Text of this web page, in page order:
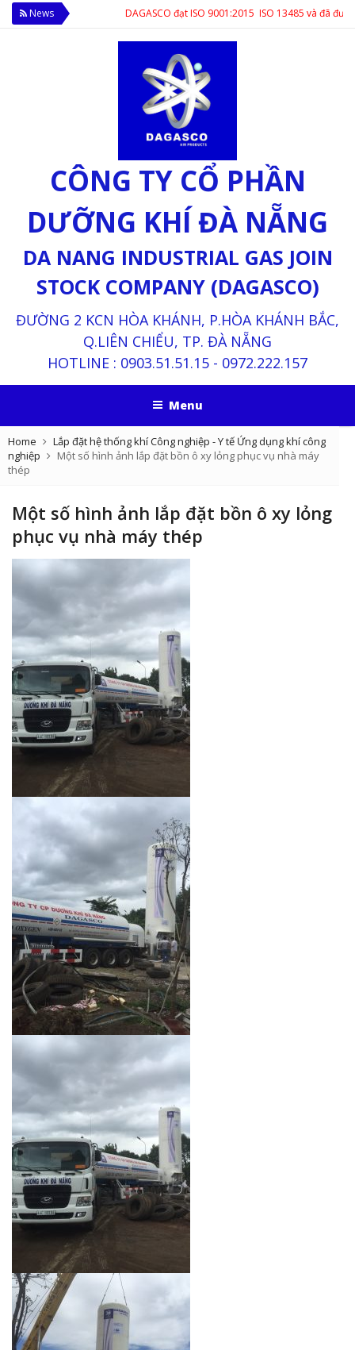
News DAGASCO đạt ISO 9001:2015 ISO 13485 và đã được
CÔNG TY CỔ PHẦN
DƯỠNG KHÍ ĐÀ NẴNG
DA NANG INDUSTRIAL GAS JOIN
STOCK COMPANY (DAGASCO)
ĐƯỜNG 2 KCN HÒA KHÁNH, P.HÒA KHÁNH BẮC,
Q.LIÊN CHIỂU, TP. ĐÀ NẴNG
HOTLINE : 0903.51.51.15 - 0972.222.157
Menu
Home Lắp đặt hệ thống khí Công nghiệp - Y tế Ứng dụng khí công
nghiệp
Một số hình ảnh lắp đặt bồn ô xy lỏng phục vụ nhà máy
thép
Một số hình ảnh lắp đặt bồn ô xy lỏng
phục vụ nhà máy thép